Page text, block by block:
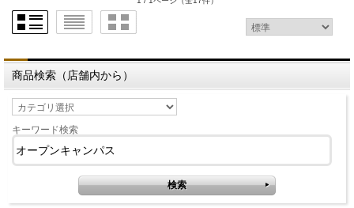
商品検索（店舗内から）
キーワード検索